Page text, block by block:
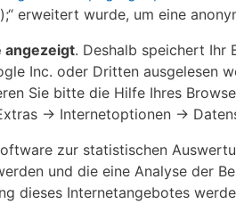
erweitert wurde, um eine
angezeigt. Deshalb speichert Ihr
Inc. oder Dritten ausgelesen
Sie bitte die Hilfe Ihres
-> Internetoptionen ->
zur statistischen
und die eine Analyse der
dieses Internetangebotes